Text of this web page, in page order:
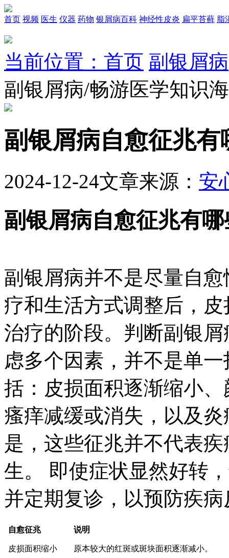
首页 视频 医生 仪器 药物 银屑病百科 神经性皮炎 扁平苔藓 脂
当前位置：首页 副银屑病
副银屑病/畅游医学知识
副银屑病自愈征兆有
2024-12-24文章来源： 安
副银屑病自愈征兆有哪
副银屑病并不是尽量自
疗和生活方式调整后，
治疗的阶段。判断副银
虑多个因素，并不是单
括：皮损面积逐渐缩小
瘙痒减缓或消失，以及
是，这些征兆并不代表
生。 即使症状显然好转
并定期复诊，以预防疾病
自愈征兆 说明
皮损面积缩小 原本较大的红斑或斑块面积逐渐减小。